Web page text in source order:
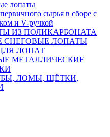
лопаты
сырья в сборе с
и V-ручкой
ИЗ ПОЛИКАРБОНАТА
СНЕГОВЫЕ ЛОПАТЫ
ЛОПАТ
МЕТАЛЛИЧЕСКИЕ
ЛОМЫ, ЩЁТКИ,